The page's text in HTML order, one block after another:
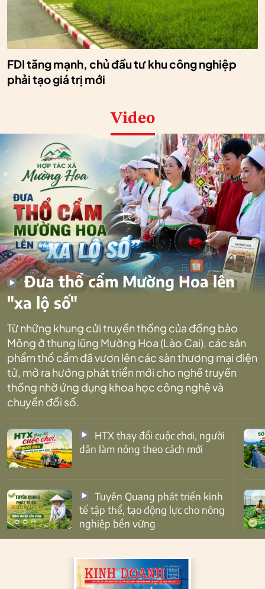
FDI tăng mạnh, chủ đầu tư khu công nghiệp
phải tạo giá trị mới
Video
Đưa thổ cẩm Mường Hoa lên
"xa lộ số"
Từ những khung cửi truyền thống của đồng bào
Mông ở thung lũng Mường Hoa (Lào Cai), các sản
phẩm thổ cẩm đã vươn lên các sàn thương mại điện
tử, mở ra hướng phát triển mới cho nghề truyền
thống nhờ ứng dụng khoa học công nghệ và
chuyển đổi số.
dân làm nông theo cách mới
tế tập thể, tạo động lực cho nông
nghiệp bền vững